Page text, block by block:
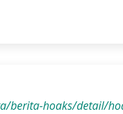
berita-hoaks/detail/